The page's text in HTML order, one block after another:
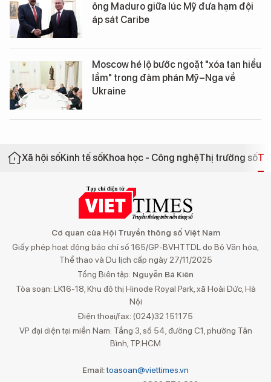
ông Maduro giữa lúc Mỹ đưa hạm đội
áp sát Caribe
Moscow hé lộ bước ngoặt "xóa tan hiểu
lầm" trong đàm phán Mỹ–Nga về
Ukraine
Xã hội sốKinh tế sốKhoa học - Công nghệThị trường số
Cơ quan của Hội Truyền thông số Việt Nam
Giấy phép hoạt động báo chí số 165/GP-BVHTTDL do Bộ Văn hóa,
Thể thao và Du lịch cấp ngày 27/11/2025
Tổng Biên tập: Nguyễn Bá Kiên
Tòa soạn: LK16-18, Khu đô thị Hinode Royal Park, xã Hoài Đức, Hà
Nội
Điện thoại/fax: (024)32 151175
VP đại diện tại miền Nam: Tầng 3, số 54, đường C1, phường Tân
Bình, TP.HCM
Email:toasoan@viettimes.vn